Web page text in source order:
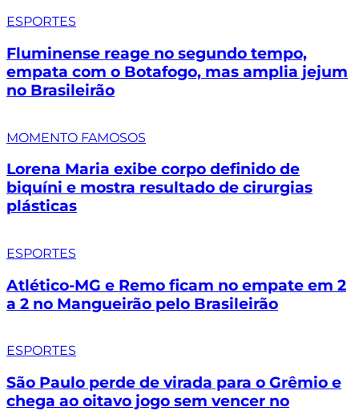
ESPORTES
Fluminense reage no segundo tempo,
empata com o Botafogo, mas amplia jejum
no Brasileirão
MOMENTO FAMOSOS
Lorena Maria exibe corpo definido de
biquíni e mostra resultado de cirurgias
plásticas
ESPORTES
Atlético-MG e Remo ficam no empate em 2
a 2 no Mangueirão pelo Brasileirão
ESPORTES
São Paulo perde de virada para o Grêmio e
chega ao oitavo jogo sem vencer no